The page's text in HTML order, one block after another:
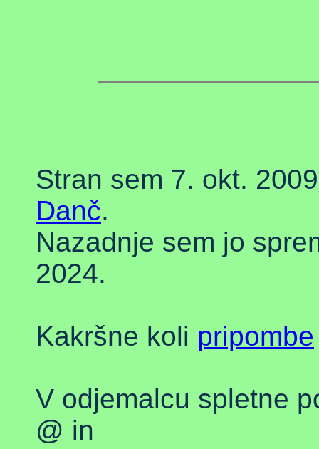
Stran sem 7. okt.
Danč.
Nazadnje sem jo
2024.
Kakršne koli pripombe
V odjemalcu spletne
@ in